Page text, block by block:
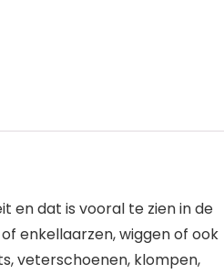
en dat is vooral te zien in de
enkellaarzen, wiggen of ook
veterschoenen, klompen,